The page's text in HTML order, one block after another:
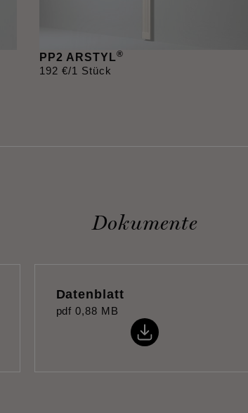
PP2 ARSTYL®
192 €/1 Stück
Dokumente
Datenblatt
pdf 0,88 MB